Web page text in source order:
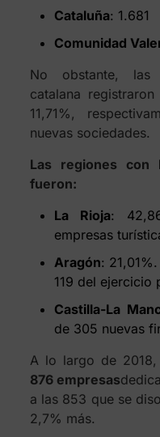
Cataluña: 1.681
Comunidad
No obstante, las
catalana
11,71%,
nuevas sociedades.
Las regiones con
fueron:
La Rioja:
empresas
Aragón:
119 del ejercicio
Castilla-La
de 305 nuevas
A lo largo de 2018,
876 empresas
a las 853 que se
2,7% más.